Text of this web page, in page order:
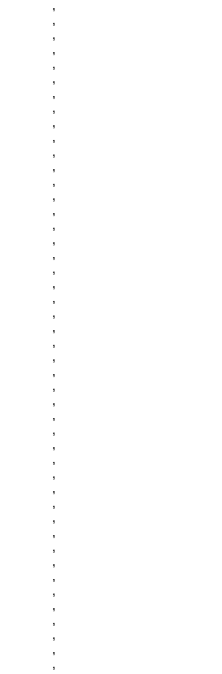
,
,
,
,
,
,
,
,
,
,
,
,
,
,
,
,
,
,
,
,
,
,
,
,
,
,
,
,
,
,
,
,
,
,
,
,
,
,
,
,
,
,
,
,
,
,